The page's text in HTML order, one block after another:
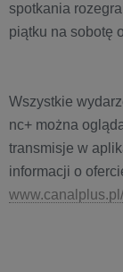
spotkania
piątku na sobotę
Wszystkie
nc+ można
transmisje w
informacji o